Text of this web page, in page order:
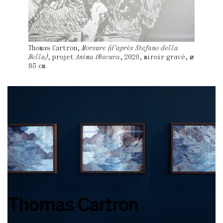
Thomas Cartron
Thomas Cartron,Morsure (d’après Stefano della
Bella), projetAnima Obscura, 2020, miroir gravé, ⌀
85 cm.